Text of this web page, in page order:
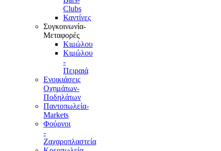
Clubs
Καντίνες
Συγκοινωνία-
Μεταφορές
Κιμώλου
Κιμώλου
-
Πειραιά
Ενοικιάσεις
Οχημάτων-
Ποδηλάτων
Παντοπωλεία-
Markets
Φούρνοι
-
Ζαχαροπλαστεία